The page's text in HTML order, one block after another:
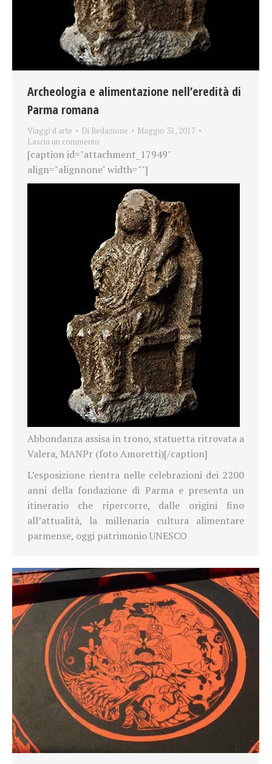
Archeologia e alimentazione nell’eredità di
Parma romana
Viaggi d'arte Di Redazione
Maggio 31, 2017
Lascia un commento
[caption id="attachment_17949"
align="alignnone" width=""]
Abbondanza assisa in trono, statuetta ritrovata a
Valera, MANPr (foto Amoretti)[/caption]
L’esposizione rientra nelle celebrazioni dei 2200
anni della fondazione di Parma e presenta un
itinerario che ripercorre, dalle origini fino
all’attualità, la millenaria cultura alimentare
parmense, oggi patrimonio UNESCO